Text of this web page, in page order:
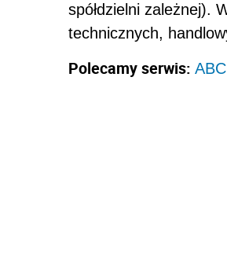
spółdzielni zależnej).
technicznych,
Polecamy serwis: